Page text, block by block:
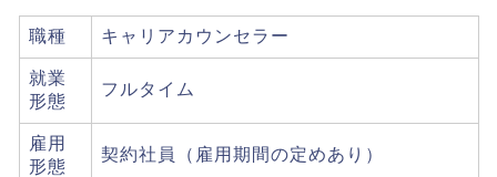
職種 キャリアカウンセラー
就業
形態
フルタイム
雇用
形態
契約社員（雇用期間の定めあり）